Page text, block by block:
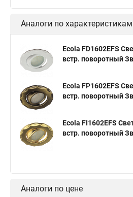
Аналоги по характеристикам
Ecola FD1602EFS
встр. поворотный
Ecola FP1602EFS
встр. поворотный
Ecola FI1602EFS
встр. поворотный
Аналоги по цене